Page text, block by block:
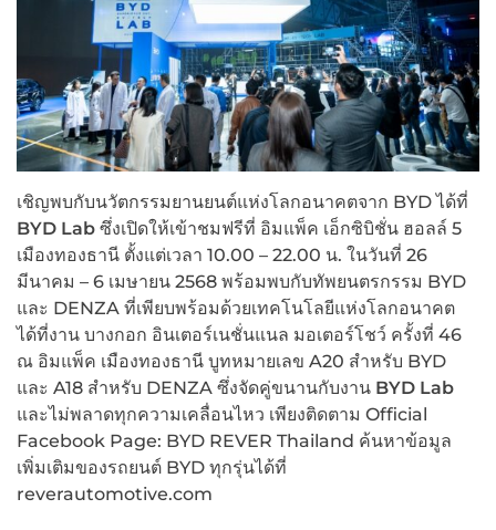
เชิญพบกับนวัตกรรมยานยนต์แห่งโลกอนาคตจาก BYD ได้ที่
BYD Lab ซึ่งเปิดให้เข้าชมฟรีที่ อิมแพ็ค เอ็กซิบิชั่น ฮอลล์ 5
เมืองทองธานี ตั้งแต่เวลา 10.00 – 22.00 น. ในวันที่ 26
มีนาคม – 6 เมษายน 2568 พร้อมพบกับทัพยนตรกรรม BYD
และ DENZA ที่เพียบพร้อมด้วยเทคโนโลยีแห่งโลกอนาคต
ได้ที่งาน บางกอก อินเตอร์เนชั่นแนล มอเตอร์โชว์ ครั้งที่ 46
ณ อิมแพ็ค เมืองทองธานี บูทหมายเลข A20 สำหรับ BYD
และ A18 สำหรับ DENZA ซึ่งจัดคู่ขนานกับงาน BYD Lab
และไม่พลาดทุกความเคลื่อนไหว เพียงติดตาม Official
Facebook Page: BYD REVER Thailand ค้นหาข้อมูล
เพิ่มเติมของรถยนต์ BYD ทุกรุ่นได้ที่
reverautomotive.com